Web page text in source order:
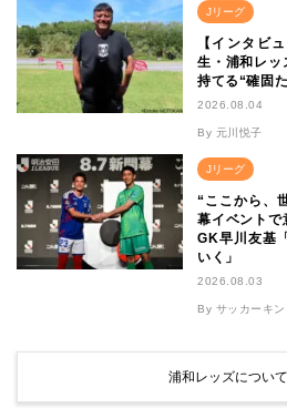
Jリーグ
【インタビ
生・浦和レッ
持てる“確固
2026.08.04
By 元川悦子
Jリーグ
“ここから、
幕イベント
GK早川友基
いく」
2026.08.03
By サッカーキ
浦和レッズについ